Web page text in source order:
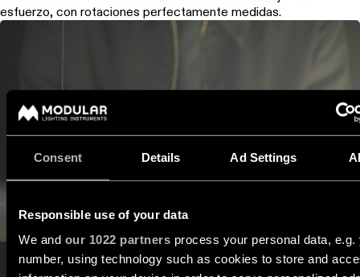
Consent Details Ad Settings
Responsible use of your data
We and our 1022 partners process your personal data, e.g.
number, using technology such as cookies to store and
esfuerzo, con rotaciones perfectamente medidas.